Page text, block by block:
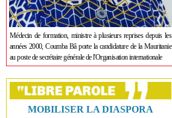
Médecin de formation, ministre à plusieurs reprises depuis les
années 2000, Coumba Bâ porte la candidature de la Mauritanie
au poste de secrétaire générale de l'Organisation internationale
MOBILISER LA DIASPORA